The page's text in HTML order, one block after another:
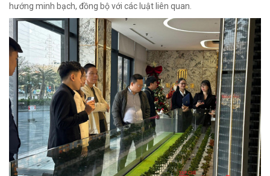
hướng minh bạch, đồng bộ với các luật liên quan.